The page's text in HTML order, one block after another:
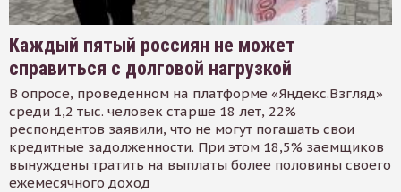
Каждый пятый россиян не может
справиться с долговой нагрузкой
В опросе, проведенном на платформе «Яндекс.Взгляд»
среди 1,2 тыс. человек старше 18 лет, 22%
респондентов заявили, что не могут погашать свои
кредитные задолженности. При этом 18,5% заемщиков
вынуждены тратить на выплаты более половины своего
ежемесячного доход